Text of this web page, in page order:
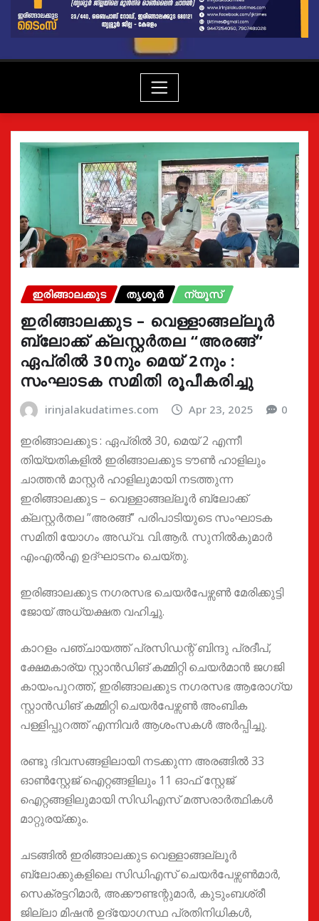
ഇരിങ്ങാലക്കുട തൃശൂർ ന്യൂസ്
ഇരിങ്ങാലക്കുട – വെള്ളാങ്ങല്ലൂർ
ബ്ലോക്ക് ക്ലസ്റ്റർതല “അരങ്ങ്”
ഏപ്രിൽ 30നും മെയ് 2നും :
സംഘാടക സമിതി രൂപീകരിച്ചു
irinjalakudatimes.com Apr 23, 2025 0
ഇരിങ്ങാലക്കുട : ഏപ്രിൽ 30, മെയ് 2 എന്നീ
തിയ്യതികളിൽ ഇരിങ്ങാലക്കുട ടൗൺ ഹാളിലും
ചാത്തൻ മാസ്റ്റർ ഹാളിലുമായി നടത്തുന്ന
ഇരിങ്ങാലക്കുട – വെള്ളാങ്ങല്ലൂർ ബ്ലോക്ക്
ക്ലസ്റ്റർതല ”അരങ്ങ്” പരിപാടിയുടെ സംഘാടക
സമിതി യോഗം അഡ്വ. വി.ആർ. സുനിൽകുമാർ
എംഎൽഎ ഉദ്ഘാടനം ചെയ്തു.
ഇരിങ്ങാലക്കുട നഗരസഭ ചെയർപേഴ്സൺ മേരിക്കുട്ടി
ജോയ് അധ്യക്ഷത വഹിച്ചു.
കാറളം പഞ്ചായത്ത് പ്രസിഡന്റ് ബിന്ദു പ്രദീപ്,
ക്ഷേമകാര്യ സ്റ്റാൻഡിങ് കമ്മിറ്റി ചെയർമാൻ ജഗജി
കായംപുറത്ത്, ഇരിങ്ങാലക്കുട നഗരസഭ ആരോഗ്യ
സ്റ്റാൻഡിങ് കമ്മിറ്റി ചെയർപേഴ്സൺ അംബിക
പള്ളിപ്പുറത്ത് എന്നിവർ ആശംസകൾ അർപ്പിച്ചു.
രണ്ടു ദിവസങ്ങളിലായി നടക്കുന്ന അരങ്ങിൽ 33
ഓൺസ്റ്റേജ് ഐറ്റങ്ങളിലും 11 ഓഫ് സ്റ്റേജ്
ഐറ്റങ്ങളിലുമായി സിഡിഎസ് മത്സരാർത്ഥികൾ
മാറ്റുരയ്ക്കും.
ചടങ്ങിൽ ഇരിങ്ങാലക്കുട വെള്ളാങ്ങല്ലൂർ
ബ്ലോക്കുകളിലെ സിഡിഎസ് ചെയർപേഴ്സൺമാർ,
സെക്രട്ടറിമാർ, അക്കൗണ്ടന്റുമാർ, കുടുംബശ്രീ
ജില്ലാ മിഷൻ ഉദ്യോഗസ്ഥ പ്രതിനിധികൾ,